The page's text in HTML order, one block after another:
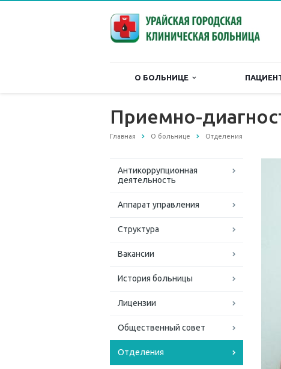
О БОЛЬНИЦЕ
Приемно-
Главная О больнице Отделения
Антикоррупционная
деятельность
Аппарат управления
Структура
Вакансии
История больницы
Лицензии
Общественный совет
Отделения